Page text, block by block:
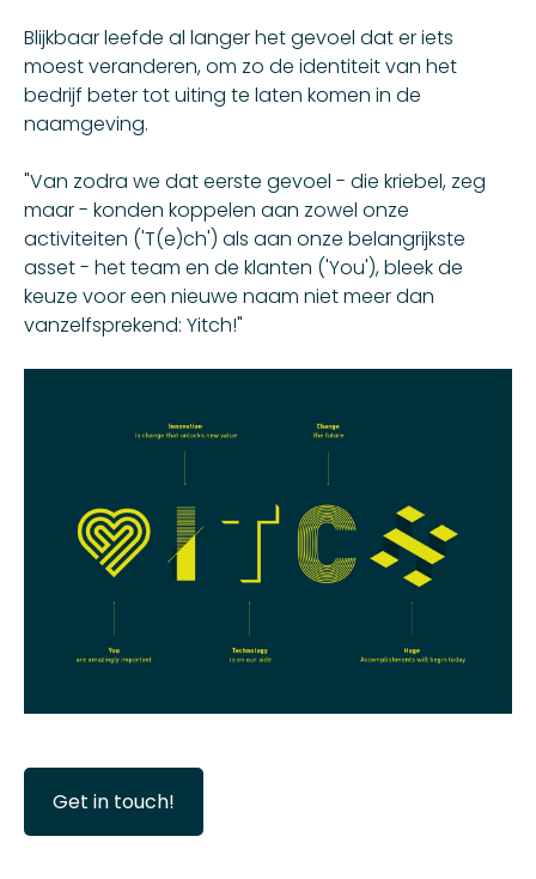
Blijkbaar leefde al langer het gevoel dat er iets
moest veranderen, om zo de identiteit van het
bedrijf beter tot uiting te laten komen in de
naamgeving.
"Van zodra we dat eerste gevoel - die kriebel, zeg
maar - konden koppelen aan zowel onze
activiteiten ('T(e)ch') als aan onze belangrijkste
asset - het team en de klanten ('You'), bleek de
keuze voor een nieuwe naam niet meer dan
vanzelfsprekend: Yitch!"
Get in touch!